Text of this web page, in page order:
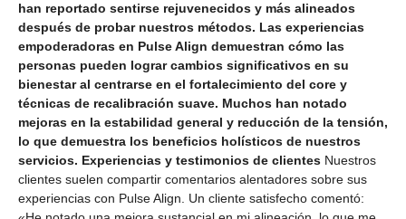
han reportado sentirse rejuvenecidos y más alineados
después de probar nuestros métodos. Las experiencias
empoderadoras en Pulse Align demuestran cómo las
personas pueden lograr cambios significativos en su
bienestar al centrarse en el fortalecimiento del core y
técnicas de recalibración suave. Muchos han notado
mejoras en la estabilidad general y reducción de la tensión,
lo que demuestra los beneficios holísticos de nuestros
servicios. Experiencias y testimonios de clientes Nuestros
clientes suelen compartir comentarios alentadores sobre sus
experiencias con Pulse Align. Un cliente satisfecho comentó: